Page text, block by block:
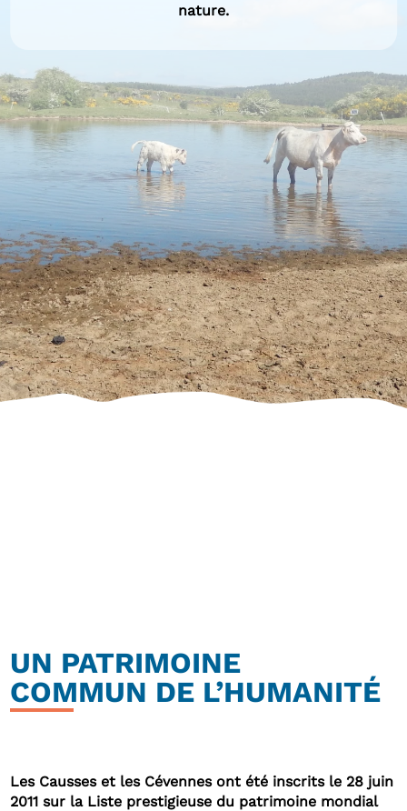
nature.
UN PATRIMOINE
COMMUN DE L’HUMANITÉ
Les Causses et les Cévennes ont été inscrits le 28 juin
2011 sur la Liste prestigieuse du patrimoine mondial